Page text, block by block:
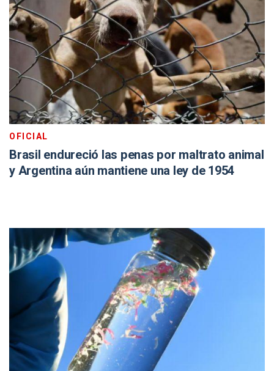
OFICIAL
Brasil endureció las penas por maltrato animal
y Argentina aún mantiene una ley de 1954